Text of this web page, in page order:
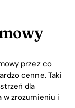
przez co
cenne. Taki
dla
w zrozumieniu i